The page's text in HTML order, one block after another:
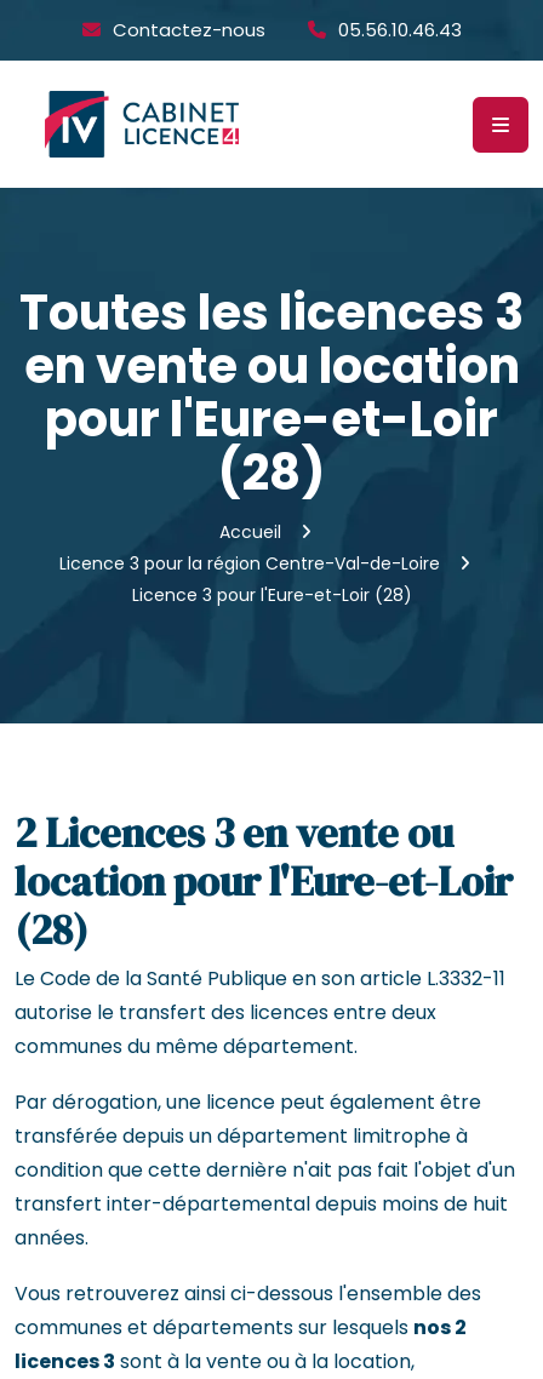
Contactez-nous 05.56.10.46.43
Toutes les licences 3
en vente ou location
pour l'Eure-et-Loir
(28)
Accueil
Licence 3 pour la région Centre-Val-de-Loire
Licence 3 pour l'Eure-et-Loir (28)
2 Licences 3 en vente ou
location pour l'Eure-et-Loir
(28)
Le Code de la Santé Publique en son article L.3332-11
autorise le transfert des licences entre deux
communes du même département.
Par dérogation, une licence peut également être
transférée depuis un département limitrophe à
condition que cette dernière n'ait pas fait l'objet d'un
transfert inter-départemental depuis moins de huit
années.
Vous retrouverez ainsi ci-dessous l'ensemble des
communes et départements sur lesquels nos 2
licences 3 sont à la vente ou à la location,